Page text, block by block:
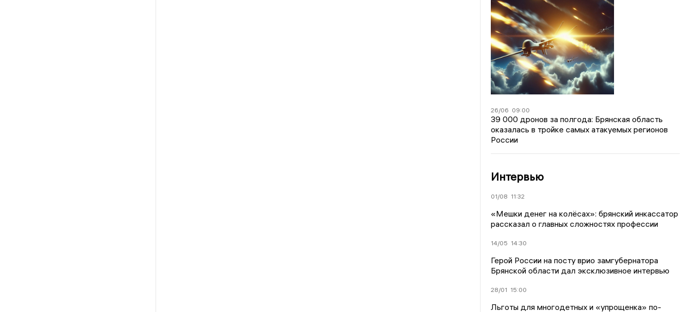
26/06 09:00
39 000 дронов за полгода: Брянская область
оказалась в тройке самых атакуемых регионов
России
Интервью
01/08 11:32
«Мешки денег на колёсах»: брянский инкассатор
рассказал о главных сложностях профессии
14/05 14:30
Герой России на посту врио замгубернатора
Брянской области дал эксклюзивное интервью
28/01 15:00
Льготы для многодетных и «упрощенка» по-